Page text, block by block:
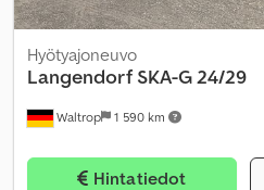
Waltrop 1 590 km
Hyötyajoneuvo
Langendorf SKA-G 24/29
Hintatiedot